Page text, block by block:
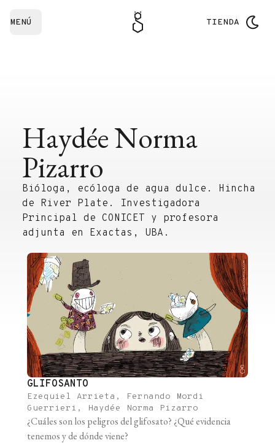
MENÚ TIENDA
Haydée Norma
Pizarro
Bióloga, ecóloga de agua dulce. Hincha
de River Plate. Investigadora
Principal de CONICET y profesora
adjunta en Exactas, UBA.
GLIFOSANTO
Ezequiel Arrieta, Fernando Mordi
Guerrieri, Haydée Norma Pizarro
¿Cuáles son los peligros del glifosato? ¿Qué evidencia
tenemos y de dónde viene?